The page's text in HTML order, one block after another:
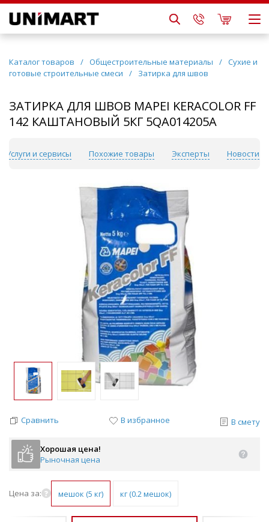
Каталог товаров / Общестроительные материалы / Сухие и
готовые строительные смеси
/ Затирка для швов
ЗАТИРКА ДЛЯ ШВОВ MAPEI KERACOLOR FF
142 КАШТАНОВЫЙ 5КГ 5QA014205A
Услуги и сервисы Похожие товары Эксперты Новости
Сравнить В избранное В смету
Хорошая цена!
Рыночная цена
Цена за: мешок (5 кг) кг (0.2 мешок)